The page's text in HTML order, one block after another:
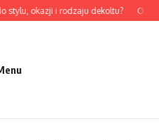
stylu, okazji i rodzaju dekoltu?